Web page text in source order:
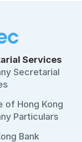
Services
Secretarial
of Hong Kong
Particulars
Bank